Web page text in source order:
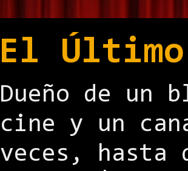
El
Dueño de un
cine y un
veces, hasta